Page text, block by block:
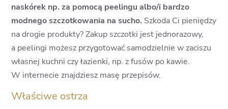
naskórek np. za pomocą peelingu albo/i bardzo
modnego szczotkowania na sucho. Szkoda Ci pieniędzy
na drogie produkty? Zakup szczotki jest jednorazowy,
a peelingi możesz przygotować samodzielnie w zaciszu
własnej kuchni czy łazienki, np. z fusów po kawie.
W internecie znajdziesz masę przepisów.
Właściwe ostrza